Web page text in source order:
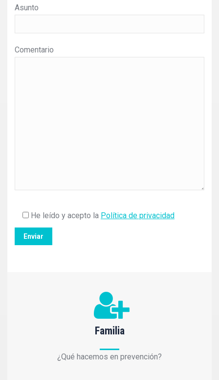
Asunto
Comentario
He leído y acepto la Política de privacidad
Familia
¿Qué hacemos en prevención?